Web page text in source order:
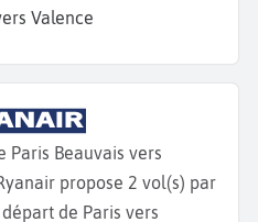
Valence
Paris Beauvais vers
propose 2 vol(s) par
de Paris vers